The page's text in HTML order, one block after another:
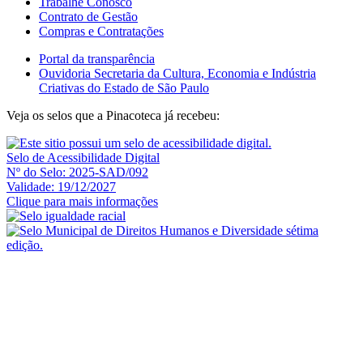
Contrato de Gestão
Compras e Contratações
Portal da transparência
Ouvidoria Secretaria da Cultura, Economia e Indústria
Criativas do Estado de São Paulo
Veja os selos que a Pinacoteca já recebeu:
Selo de Acessibilidade Digital
Nº do Selo: 2025-SAD/092
Validade: 19/12/2027
Clique para mais informações